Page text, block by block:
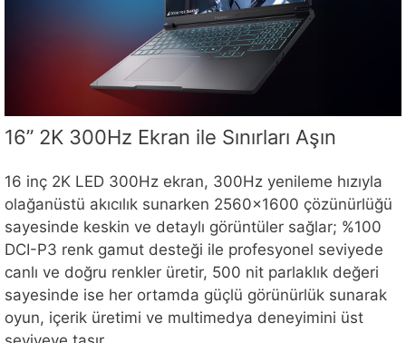
16” 2K 300Hz Ekran ile Sınırları Aşın
16 inç 2K LED 300Hz ekran, 300Hz yenileme hızıyla
olağanüstü akıcılık sunarken 2560×1600 çözünürlüğü
sayesinde keskin ve detaylı görüntüler sağlar; %100
DCI-P3 renk gamut desteği ile profesyonel seviyede
canlı ve doğru renkler üretir, 500 nit parlaklık değeri
sayesinde ise her ortamda güçlü görünürlük sunarak
oyun, içerik üretimi ve multimedya deneyimini üst